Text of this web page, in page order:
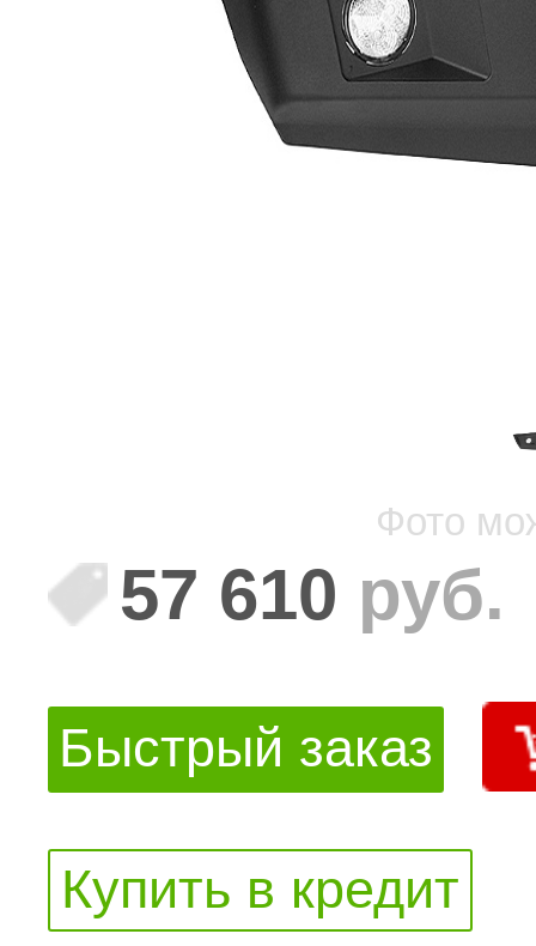
57 610 руб.
Быстрый заказ
Купить в кредит
Фото